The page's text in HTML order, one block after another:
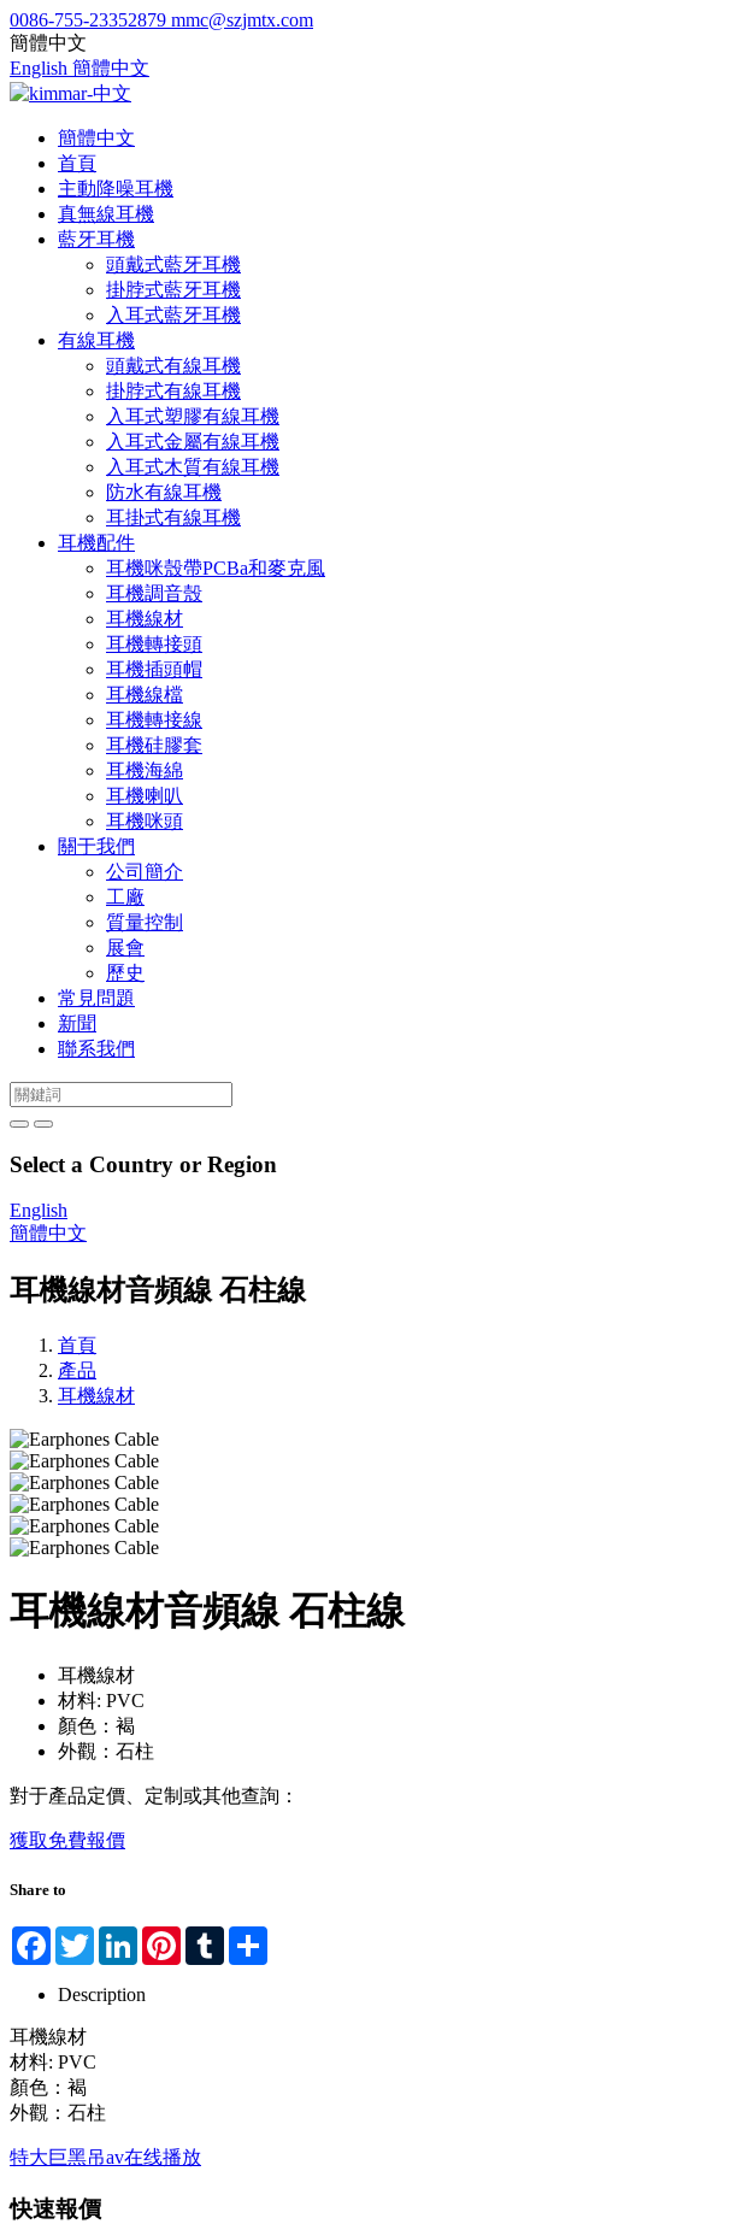
0086-755-23352879 mmc@szjmtx.com
簡體中文
English 簡體中文
簡體中文
首頁
主動降噪耳機
真無線耳機
藍牙耳機
頭戴式藍牙耳機
掛脖式藍牙耳機
入耳式藍牙耳機
有線耳機
頭戴式有線耳機
掛脖式有線耳機
入耳式塑膠有線耳機
入耳式金屬有線耳機
入耳式木質有線耳機
防水有線耳機
耳掛式有線耳機
耳機配件
耳機咪殼帶PCBa和麥克風
耳機調音殼
耳機線材
耳機轉接頭
耳機插頭帽
耳機線檔
耳機轉接線
耳機硅膠套
耳機海綿
耳機喇叭
耳機咪頭
關于我們
公司簡介
工廠
質量控制
展會
歷史
常見問題
新聞
聯系我們
Select a Country or Region
English
簡體中文
耳機線材音頻線 石柱線
首頁
產品
耳機線材
耳機線材音頻線 石柱線
耳機線材
材料: PVC
顏色：褐
外觀：石柱
對于產品定價、定制或其他查詢：
獲取免費報價
Share to
FacebookTwitterLinkedInPinterestTumblr
Description
耳機線材
材料: PVC
顏色：褐
外觀：石柱
特大巨黑吊av在线播放
快速報價